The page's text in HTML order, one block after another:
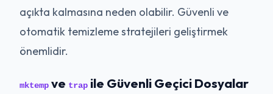
açıkta kalmasına neden olabilir. Güvenli ve
otomatik temizleme stratejileri geliştirmek
önemlidir.
mktemp ve trap ile Güvenli Geçici Dosyalar